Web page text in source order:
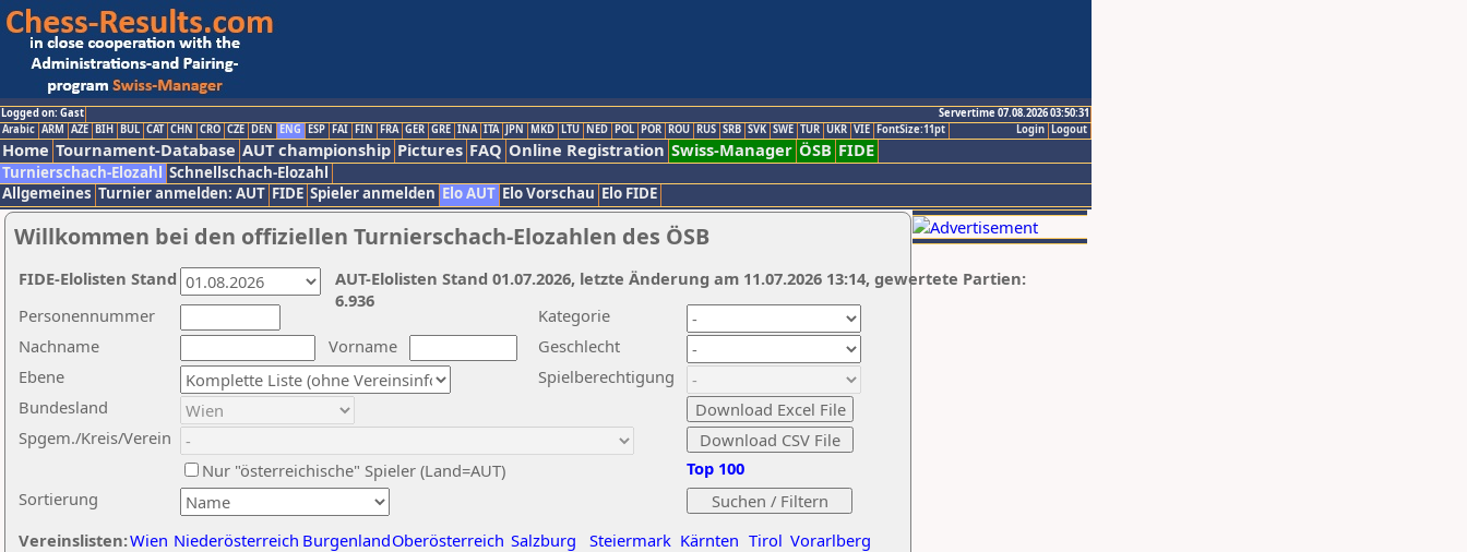
Logged on: Gast
Servertime 07.08.2026 03:50:31
Logout
Login
Arabic ARM AZE BIH BUL CAT CHN CRO CZE DEN ENG ESP FAI FIN FRA GER GRE INA ITA JPN MKD LTU NED POL POR ROU RUS SRB SVK SWE TUR UKR VIE FontSize:11pt
Home Tournament-Database AUT championship Pictures FAQ Online Registration Swiss-Manager ÖSB FIDE
Turnierschach-Elozahl Schnellschach-Elozahl
Allgemeines Turnier anmelden: AUT FIDE Spieler anmelden Elo AUT Elo Vorschau Elo FIDE
Willkommen bei den offiziellen Turnierschach-Elozahlen des ÖSB
Nachname
Vorname
Ebene
Kategorie
Sortierung
Personennummer
Bundesland
Spgem./Kreis/Verein
Geschlecht
Nur "österreichische" Spieler (Land=AUT)
Spielberechtigung
Vereinslisten:Wien Niederösterreich BurgenlandOberösterreich Salzburg Steiermark Kärnten Tirol Vorarlberg
Top 100
AUT-Elolisten Stand 01.07.2026, letzte Änderung am 11.07.2026 13:14, gewertete Partien:
6.936
FIDE-Elolisten Stand